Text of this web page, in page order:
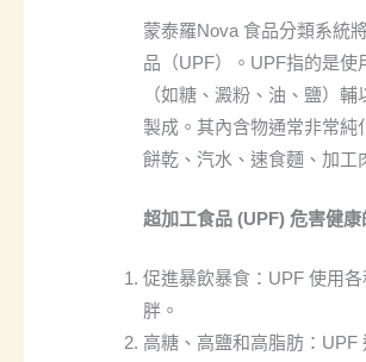
蒙泰羅Nova 食品分類系統
品（UPF）。UPF指的是
（如糖、澱粉、油、鹽）
製成。其內含物通常非常純
餅乾、汽水、速食麵、加工
超加工食品 (UPF) 危害健康
促進暴飲暴食：UPF 使用
胖。
高糖、高鹽和高脂肪：